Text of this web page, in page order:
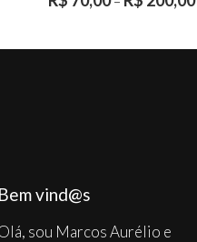
Bem vind@s
sou Marcos Aurélio e